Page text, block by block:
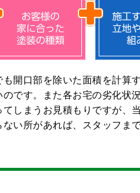
開口部を除いた面積を計算
です。また各お宅の劣化状
しまうお⾒積もりですが、
い所があれば、スタッフま